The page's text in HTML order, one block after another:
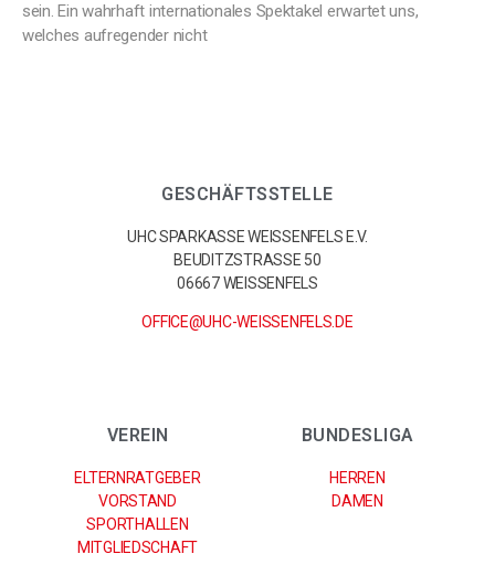
sein. Ein wahrhaft internationales Spektakel erwartet uns,
welches aufregender nicht
GESCHÄFTSSTELLE
UHC SPARKASSE WEISSENFELS E.V.
BEUDITZSTRASSE 50
06667 WEISSENFELS
OFFICE@UHC-WEISSENFELS.DE
VEREIN
ELTERNRATGEBER
VORSTAND
SPORTHALLEN
MITGLIEDSCHAFT
BUNDESLIGA
HERREN
DAMEN